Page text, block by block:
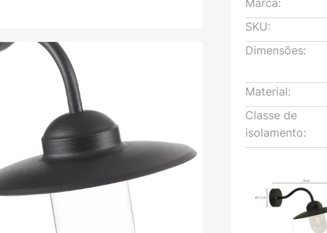
SKU:
Dimensões:
Material:
Classe de
isolamento: